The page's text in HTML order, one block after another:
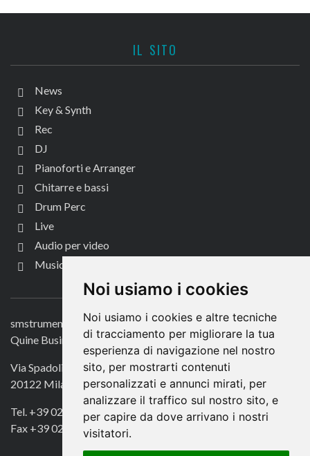
Noi usiamo i cookies
Noi usiamo i cookies e altre tecniche
di tracciamento per migliorare la tua
esperienza di navigazione nel nostro
sito, per mostrarti contenuti
personalizzati e annunci mirati, per
analizzare il traffico sul nostro sito, e
per capire da dove arrivano i nostri
visitatori.
IL SITO
News
Key & Synth
Rec
DJ
Pianoforti e Arranger
Chitarre e bassi
Drum Perc
Live
Audio per video
Music Life
CONTATTACI
smstrumentimusicali.it
Quine Business Publisher
Via Spadolini 7
20122 Milano
Tel. +39 02 49756990
Fax +39 02 72016740